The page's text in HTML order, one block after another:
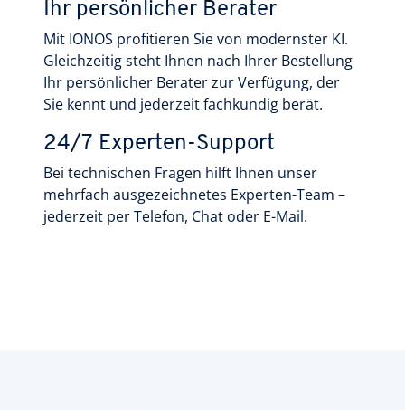
Ihr persönlicher Berater
Mit IONOS profitieren Sie von modernster KI.
Gleichzeitig steht Ihnen nach Ihrer Bestellung
Ihr persönlicher Berater zur Verfügung, der
Sie kennt und jederzeit fachkundig berät.
24/7 Experten-Support
Bei technischen Fragen hilft Ihnen unser
mehrfach ausgezeichnetes Experten-Team –
jederzeit per Telefon, Chat oder E-Mail.